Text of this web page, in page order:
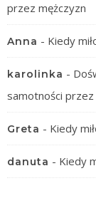
przez mężczyzn
Anna - Kiedy
karolinka -
samotności przez
Greta - Kiedy
danuta - Kiedy